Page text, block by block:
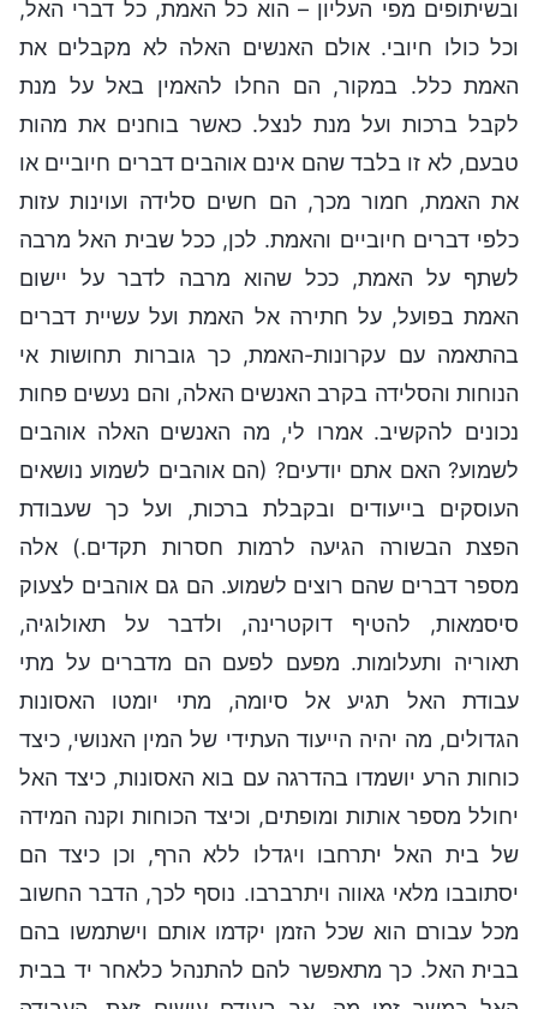
ובשיתופים מפי העליון – הוא כל האמת, כל דברי האל,
וכל כולו חיובי. אולם האנשים האלה לא מקבלים את
האמת כלל. במקור, הם החלו להאמין באל על מנת
לקבל ברכות ועל מנת לנצל. כאשר בוחנים את מהות
טבעם, לא זו בלבד שהם אינם אוהבים דברים חיוביים או
את האמת, חמור מכך, הם חשים סלידה ועוינות עזות
כלפי דברים חיוביים והאמת. לכן, ככל שבית האל מרבה
לשתף על האמת, ככל שהוא מרבה לדבר על יישום
האמת בפועל, על חתירה אל האמת ועל עשיית דברים
בהתאמה עם עקרונות-האמת, כך גוברות תחושות אי
הנוחות והסלידה בקרב האנשים האלה, והם נעשים פחות
נכונים להקשיב. אמרו לי, מה האנשים האלה אוהבים
לשמוע? האם אתם יודעים? (הם אוהבים לשמוע נושאים
העוסקים בייעודים ובקבלת ברכות, ועל כך שעבודת
הפצת הבשורה הגיעה לרמות חסרות תקדים.) אלה
מספר דברים שהם רוצים לשמוע. הם גם אוהבים לצעוק
סיסמאות, להטיף דוקטרינה, ולדבר על תאולוגיה,
תאוריה ותעלומות. מפעם לפעם הם מדברים על מתי
עבודת האל תגיע אל סיומה, מתי יומטו האסונות
הגדולים, מה יהיה הייעוד העתידי של המין האנושי, כיצד
כוחות הרע יושמדו בהדרגה עם בוא האסונות, כיצד האל
יחולל מספר אותות ומופתים, וכיצד הכוחות וקנה המידה
של בית האל יתרחבו ויגדלו ללא הרף, וכן כיצד הם
יסתובבו מלאי גאווה ויתרברבו. נוסף לכך, הדבר החשוב
מכל עבורם הוא שכל הזמן יקדמו אותם וישתמשו בהם
בבית האל. כך מתאפשר להם להתנהל כלאחר יד בבית